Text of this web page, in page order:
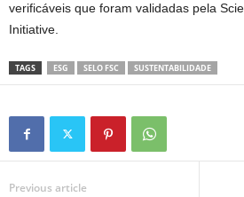
verificáveis que foram validadas pela
Initiative.
TAGS ESG SELO FSC SUSTENTABILIDADE
Previous article